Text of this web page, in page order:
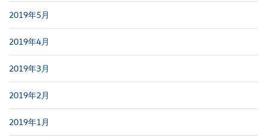
2019年5月
2019年4月
2019年3月
2019年2月
2019年1月